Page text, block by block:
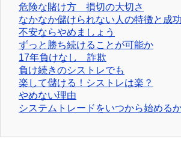
危険な賭け方 損切の大切さ
なかなか儲けられない人の特徴と成
不安ならやめましょう
ずっと勝ち続けることが可能か
17年負けなし 詐欺
負け続きのシストレでも
楽して儲ける！シストレは楽？
やめない理由
システムトレードをいつから始める